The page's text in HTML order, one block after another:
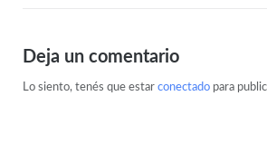
Deja un comentario
Lo siento, tenés que estar conectadopara